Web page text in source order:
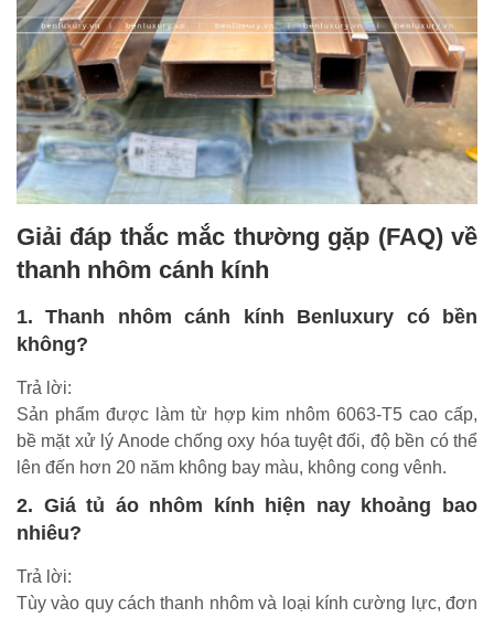
Giải đáp thắc mắc thường gặp (FAQ) về
thanh nhôm cánh kính
1. Thanh nhôm cánh kính Benluxury có bền
không?
Trả lời:
Sản phẩm được làm từ hợp kim nhôm 6063-T5 cao cấp,
bề mặt xử lý Anode chống oxy hóa tuyệt đối, độ bền có thể
lên đến hơn 20 năm không bay màu, không cong vênh.
2. Giá tủ áo nhôm kính hiện nay khoảng bao
nhiêu?
Trả lời:
Tùy vào quy cách thanh nhôm và loại kính cường lực, đơn